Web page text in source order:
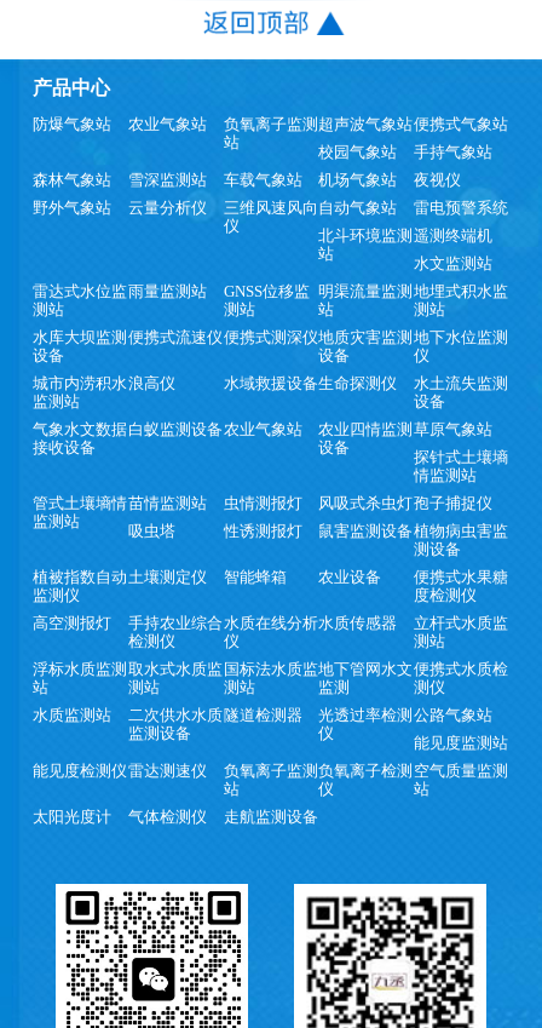
产品中心
防爆气象站 农业气象站
负氧离子监测
站
超声波气象站便携式气象站
校园气象站
手持气象站
森林气象站
雪深监测站 车载气象站 机场气象站
夜视仪
野外气象站
云量分析仪
三维风速风向
仪
自动气象站
雷电预警系统
北斗环境监测
站
遥测终端机
水文监测站
雷达式水位监
测站
雨量监测站
GNSS位移监
测站
明渠流量监测
站
地埋式积水监
测站
水库大坝监测
设备
便携式流速仪便携式测深仪地质灾害监测
设备
地下水位监测
仪
城市内涝积水
监测站
浪高仪 水域救援设备生命探测仪
水土流失监测
设备
气象水文数据
接收设备
白蚁监测设备农业气象站
农业四情监测
设备
草原气象站
探针式土壤墒
情监测站
管式土壤墒情
监测站
苗情监测站 虫情测报灯 风吸式杀虫灯孢子捕捉仪
吸虫塔
性诱测报灯 鼠害监测设备植物病虫害监
测设备
植被指数自动
监测仪
土壤测定仪 智能蜂箱 农业设备
便携式水果糖
度检测仪
高空测报灯
手持农业综合
检测仪
水质在线分析
仪
水质传感器
立杆式水质监
测站
浮标水质监测
站
取水式水质监
测站
国标法水质监
测站
地下管网水文
监测
便携式水质检
测仪
水质监测站
二次供水水质
监测设备
隧道检测器
光透过率检测
仪
公路气象站
能见度监测站
能见度检测仪雷达测速仪
负氧离子监测
站
负氧离子检测
仪
空气质量监测
站
太阳光度计
气体检测仪 走航监测设备